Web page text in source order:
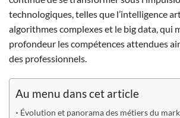
technologiques, telles que l’intelligence
algorithmes complexes et le big data, qui
profondeur les compétences attendues
des professionnels.
Au menu dans cet article
Évolution et panorama des métiers du